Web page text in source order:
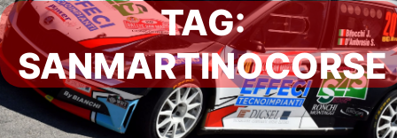
TAG:
SANMARTINOCORSE